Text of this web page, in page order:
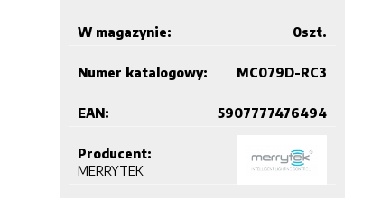
W magazynie: szt.
0
Numer katalogowy: MC079D-RC3
EAN: 5907777476494
Producent:
MERRYTEK